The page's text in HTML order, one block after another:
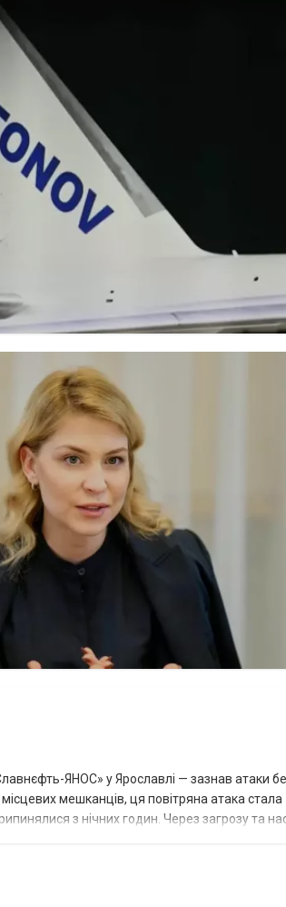
ЯНОС» у Ярославлі — зазнав атаки
мешканців, ця повітряна атака стала
з нічних годин. Через загрозу та